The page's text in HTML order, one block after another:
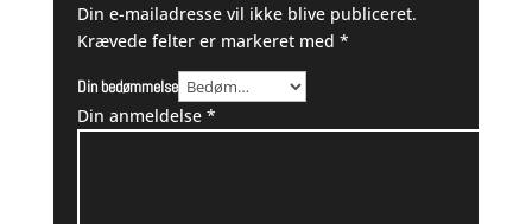
Din e-mailadresse vil ikke blive publiceret.
Krævede felter er markeret med *
Din bedømmelse
Din anmeldelse *